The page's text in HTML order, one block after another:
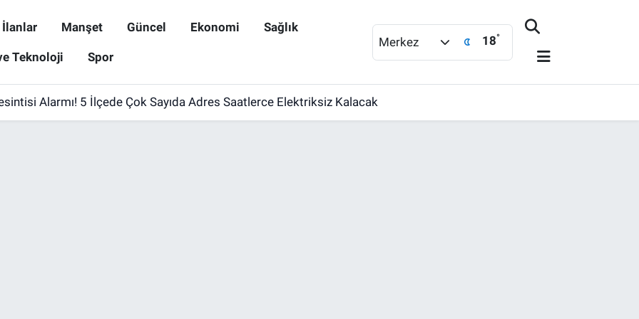
İlanlar Manşet Güncel Ekonomi Sağlık
Teknoloji Spor
Merkez 18°
Alarmı! 5 İlçede Çok Sayıda Adres Saatlerce Elektriksiz Kalacak